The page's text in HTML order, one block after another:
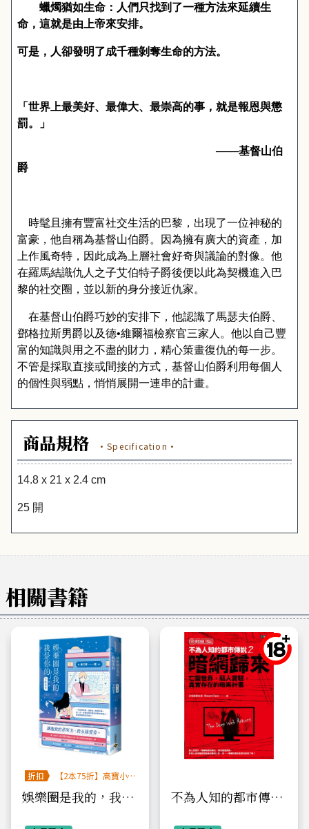
蠟燭猶如生命：人們只找到了一種方法來延續生
命，這就是由上帝來安排。
可是，人卻發明了成千種剝奪生命的方法。
「世界上最美好、最偉大、最崇高的事，就是報恩與懲
罰。」
───基督山伯
爵
時髦且擁有豐富社交生活的巴黎，出現了一位神秘的
富豪，他自稱為基督山伯爵。因為擁有廣大的資產，加
上作風奇特，因此成為上層社會好奇與議論的對像。他
在羅馬結識仇人之子艾伯特子爵後便以此為契機進入巴
黎的社交圈，並以新的身分接近仇家。
在基督山伯爵巧妙的安排下，他認識了馬瑟夫伯爵、
鄧格拉斯男爵以及德•維爾福檢察官三家人。他以自己豐
富的知識與用之不盡的財力，精心策畫復仇的每一步。
不管是採取直接或間接的方式，基督山伯爵利用每個人
的個性與弱點，悄悄展開一連串的計畫。
商品規格 ·Specification·
14.8 x 21 x 2.4 cm
25 開
相關書籍
折扣
【2本75折】高寶小
娛樂圈是我的，我是
不為人知的都市傳說